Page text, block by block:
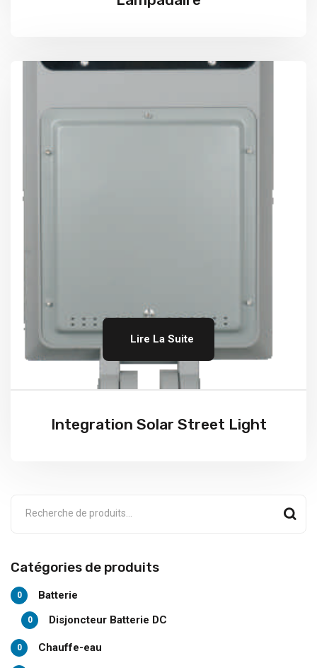
Lire La Suite
Integration Solar Street Light
Catégories de produits
Batterie
0
Disjoncteur Batterie DC
0
Chauffe-eau
0